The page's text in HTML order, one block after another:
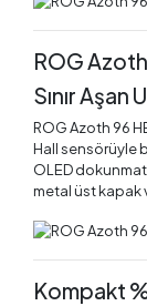
ROG
Sınır Aşan
ROG Azoth 96
Hall sensörüyle
OLED
metal üst kapak
Kompakt